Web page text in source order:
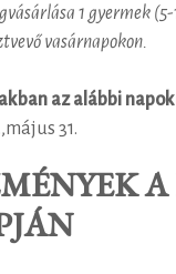
1 gyermek
vasárnapokon.
az alábbi
május 31.